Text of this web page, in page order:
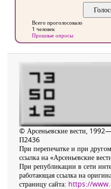
Всего проголосовало
1 человек
Прошлые опросы
© Арсеньевские вести,
П2436
При перепечатке и при
ссылка на «Арсеньевские
При републикации в сети
работающая ссылка на
страницу сайта: https://